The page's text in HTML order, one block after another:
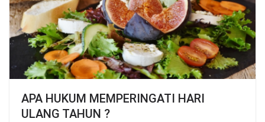
APA HUKUM MEMPERINGATI HARI
ULANG TAHUN ?